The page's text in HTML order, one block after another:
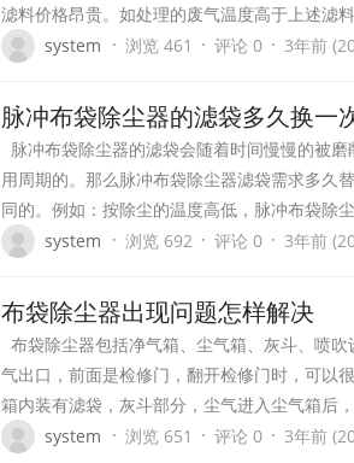
滤料价格昂贵。如处理的废气温度高于上述滤
system · 浏览 461 · 评论 0 · 3年前
脉冲布袋除尘器的滤袋多久换一
脉冲布袋除尘器的滤袋会随着时间慢慢的被
用周期的。那么脉冲布袋除尘器滤袋需求多久
同的。例如：按除尘的温度高低，脉冲布袋除
system · 浏览 692 · 评论 0 · 3年前
布袋除尘器出现问题怎样解决
布袋除尘器包括净气箱、尘气箱、灰斗、喷
气出口，前面是检修门，翻开检修门时，可以
箱内装有滤袋，灰斗部分，尘气进入尘气箱后
system · 浏览 651 · 评论 0 · 3年前